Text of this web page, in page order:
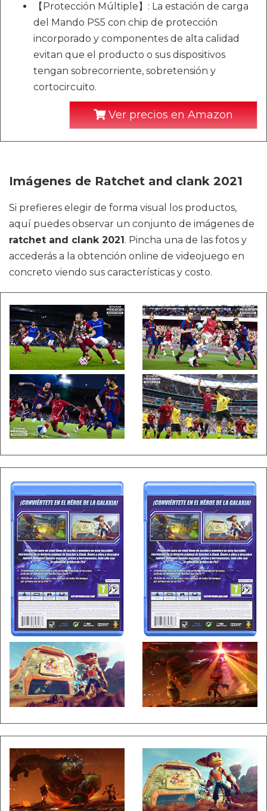
【Protección Múltiple】: La estación de carga
del Mando PS5 con chip de protección
incorporado y componentes de alta calidad
evitan que el producto o sus dispositivos
tengan sobrecorriente, sobretensión y
cortocircuito.
Ver precios en Amazon
Imágenes de Ratchet and clank 2021
Si prefieres elegir de forma visual los productos,
aquí puedes observar un conjunto de imágenes de
ratchet and clank 2021. Pincha una de las fotos y
accederás a la obtención online de videojuego en
concreto viendo sus características y costo.